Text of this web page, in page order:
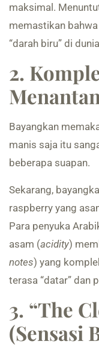
maksimal.
memastikan
“darah biru” di
2.
Bayangkan
manis saja itu
beberapa suapan.
Sekarang,
raspberry yang
Para penyuka
asam (acidity)
notes) yang
terasa “datar” dan
3. “The
(Sensasi